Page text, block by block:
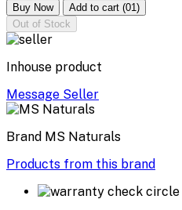
Buy Now Add to cart (01)
Out of Stock
Inhouse product
Message Seller
Brand MS Naturals
Products from this brand